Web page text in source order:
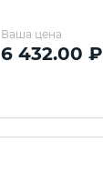
Ваша цена
6 432.00 ₽